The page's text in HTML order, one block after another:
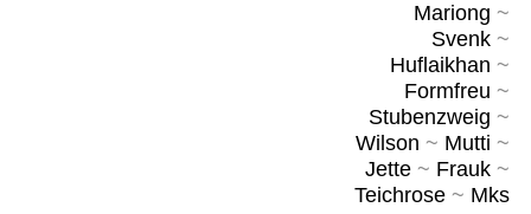
Mariong ~
Svenk~
Huflaikhan ~
Formfreu ~
Stubenzweig ~
Wilson ~ Mutti ~
Jette~ Frauk~
Teichrose~ Mks